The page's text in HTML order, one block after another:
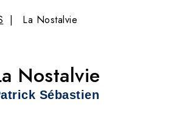
La Nostalvie
Nostalvie
Sébastien